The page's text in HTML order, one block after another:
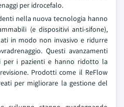
per idrocefalo.
nella nuova tecnologia hanno
(e dispositivi anti-sifone),
in modo non invasivo e ridurre
Questi avanzamenti
per i pazienti e hanno ridotto la
Prodotti come il ReFlow
per migliorare la gestione del